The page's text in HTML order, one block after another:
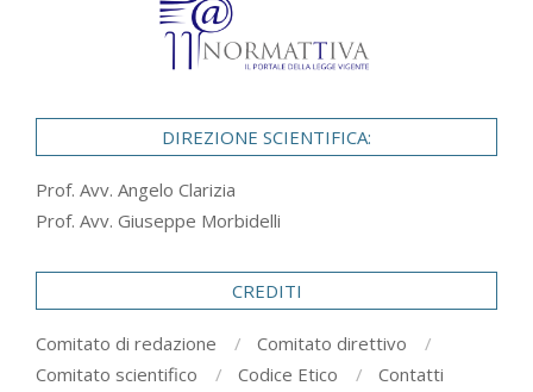
DIREZIONE SCIENTIFICA:
Prof. Avv. Angelo Clarizia
Prof. Avv. Giuseppe Morbidelli
CREDITI
Comitato di redazione
Comitato direttivo
Comitato scientifico
Codice Etico Contatti